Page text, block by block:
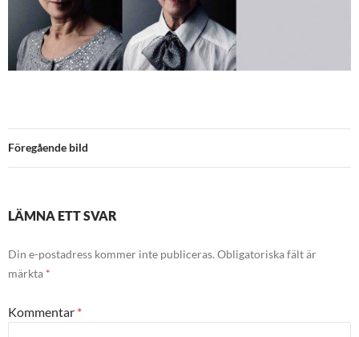
Föregående bild
LÄMNA ETT SVAR
Din e-postadress kommer inte publiceras. Obligatoriska fält är
märkta *
Kommentar *